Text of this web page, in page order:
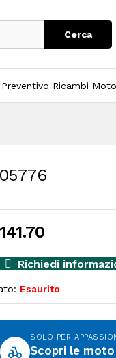
Cerca
Preventivo Ricambi Moto
141.70
Richiedi
Esaurito
SOLO PER
Scopri le